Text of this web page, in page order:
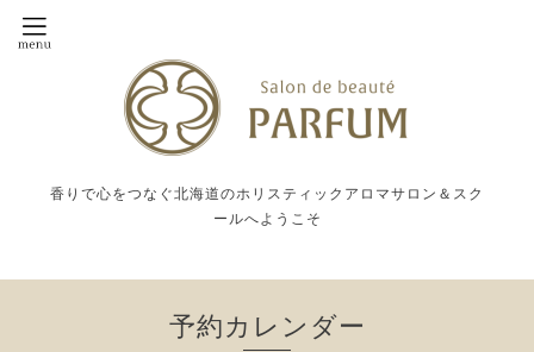
香りで心をつなぐ北海道のホリスティックアロマサロン＆スク
ールへようこそ
予約カレンダー